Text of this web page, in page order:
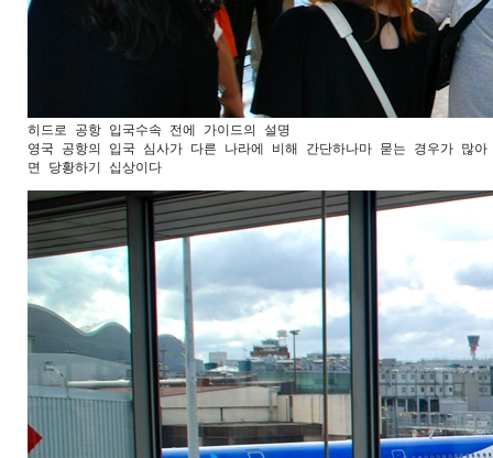
히드로 공항 입국수속 전에 가이드의 설명
영국 공항의 입국 심사가 다른 나라에 비해 간단하나마 묻는 경우가 많
면 당황하기 십상이다